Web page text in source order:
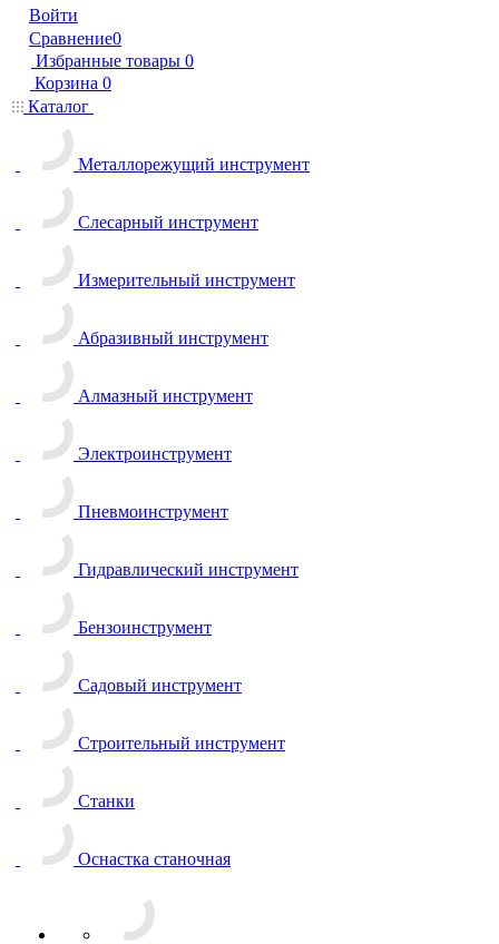
Войти
Сравнение0
Избранные товары 0
Корзина 0
Каталог
Металлорежущий инструмент
Слесарный инструмент
Измерительный инструмент
Абразивный инструмент
Алмазный инструмент
Электроинструмент
Пневмоинструмент
Гидравлический инструмент
Бензоинструмент
Садовый инструмент
Строительный инструмент
Станки
Оснастка станочная